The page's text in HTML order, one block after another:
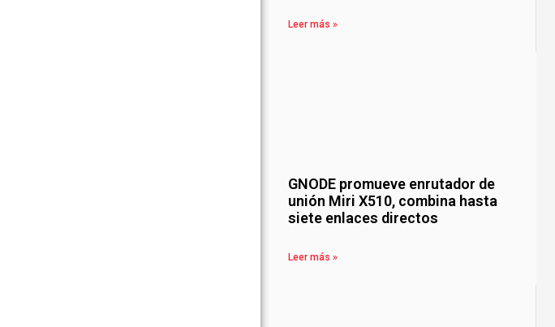
Leer más »
GNODE promueve enrutador de
unión Miri X510, combina hasta
siete enlaces directos
Leer más »